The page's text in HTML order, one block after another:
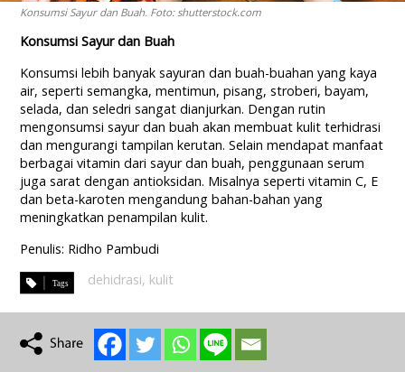
Konsumsi Sayur dan Buah. Foto: shutterstock.com
Konsumsi Sayur dan Buah
Konsumsi lebih banyak sayuran dan buah-buahan yang kaya
air, seperti semangka, mentimun, pisang, stroberi, bayam,
selada, dan seledri sangat dianjurkan. Dengan rutin
mengonsumsi sayur dan buah akan membuat kulit terhidrasi
dan mengurangi tampilan kerutan. Selain mendapat manfaat
berbagai vitamin dari sayur dan buah, penggunaan serum
juga sarat dengan antioksidan. Misalnya seperti vitamin C, E
dan beta-karoten mengandung bahan-bahan yang
meningkatkan penampilan kulit.
Penulis: Ridho Pambudi
dehidrasi, kulit